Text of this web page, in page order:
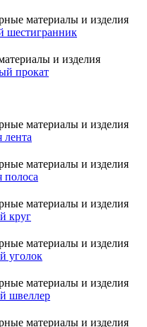
шестигранник
прокат
лента
полоса
круг
уголок
швеллер